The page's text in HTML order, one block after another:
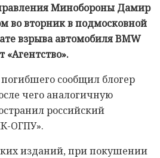
Минобороны Дамир
во вторник в подмосковной
взрыва автомобиля BMW
«Агентство».
сообщил блогер
чего аналогичную
российский
ОГПУ».
изданий, при покушении